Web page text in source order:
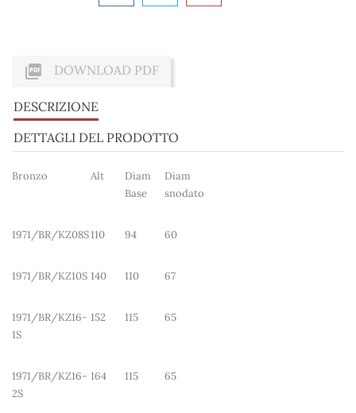
 DOWNLOAD PDF
DESCRIZIONE
DETTAGLI DEL PRODOTTO
Bronzo Alt
Diam
Base
Diam
snodato
1971/BR/KZ08S110 94 60
1971/BR/KZ10S 140 110 67
1971/BR/KZ16-
1S
152 115 65
1971/BR/KZ16-
2S
164 115 65